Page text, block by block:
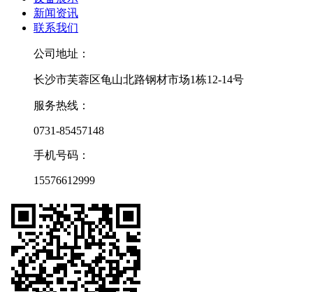
新闻资讯
联系我们
公司地址：
长沙市芙蓉区龟山北路钢材市场1栋12-14号
服务热线：
0731-85457148
手机号码：
15576612999